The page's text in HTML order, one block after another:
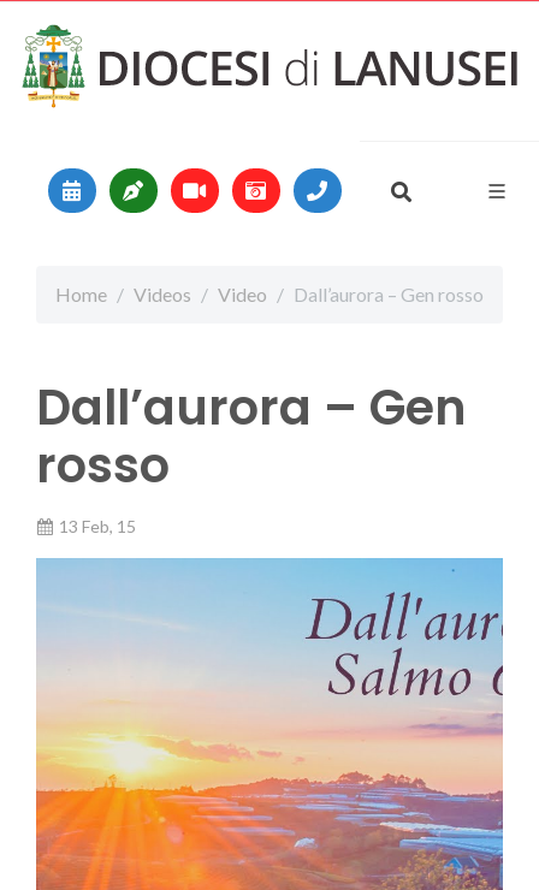
Main Navigation
Home Videos Video Dall’aurora – Gen rosso
Dall’aurora – Gen
rosso
13 Feb, 15